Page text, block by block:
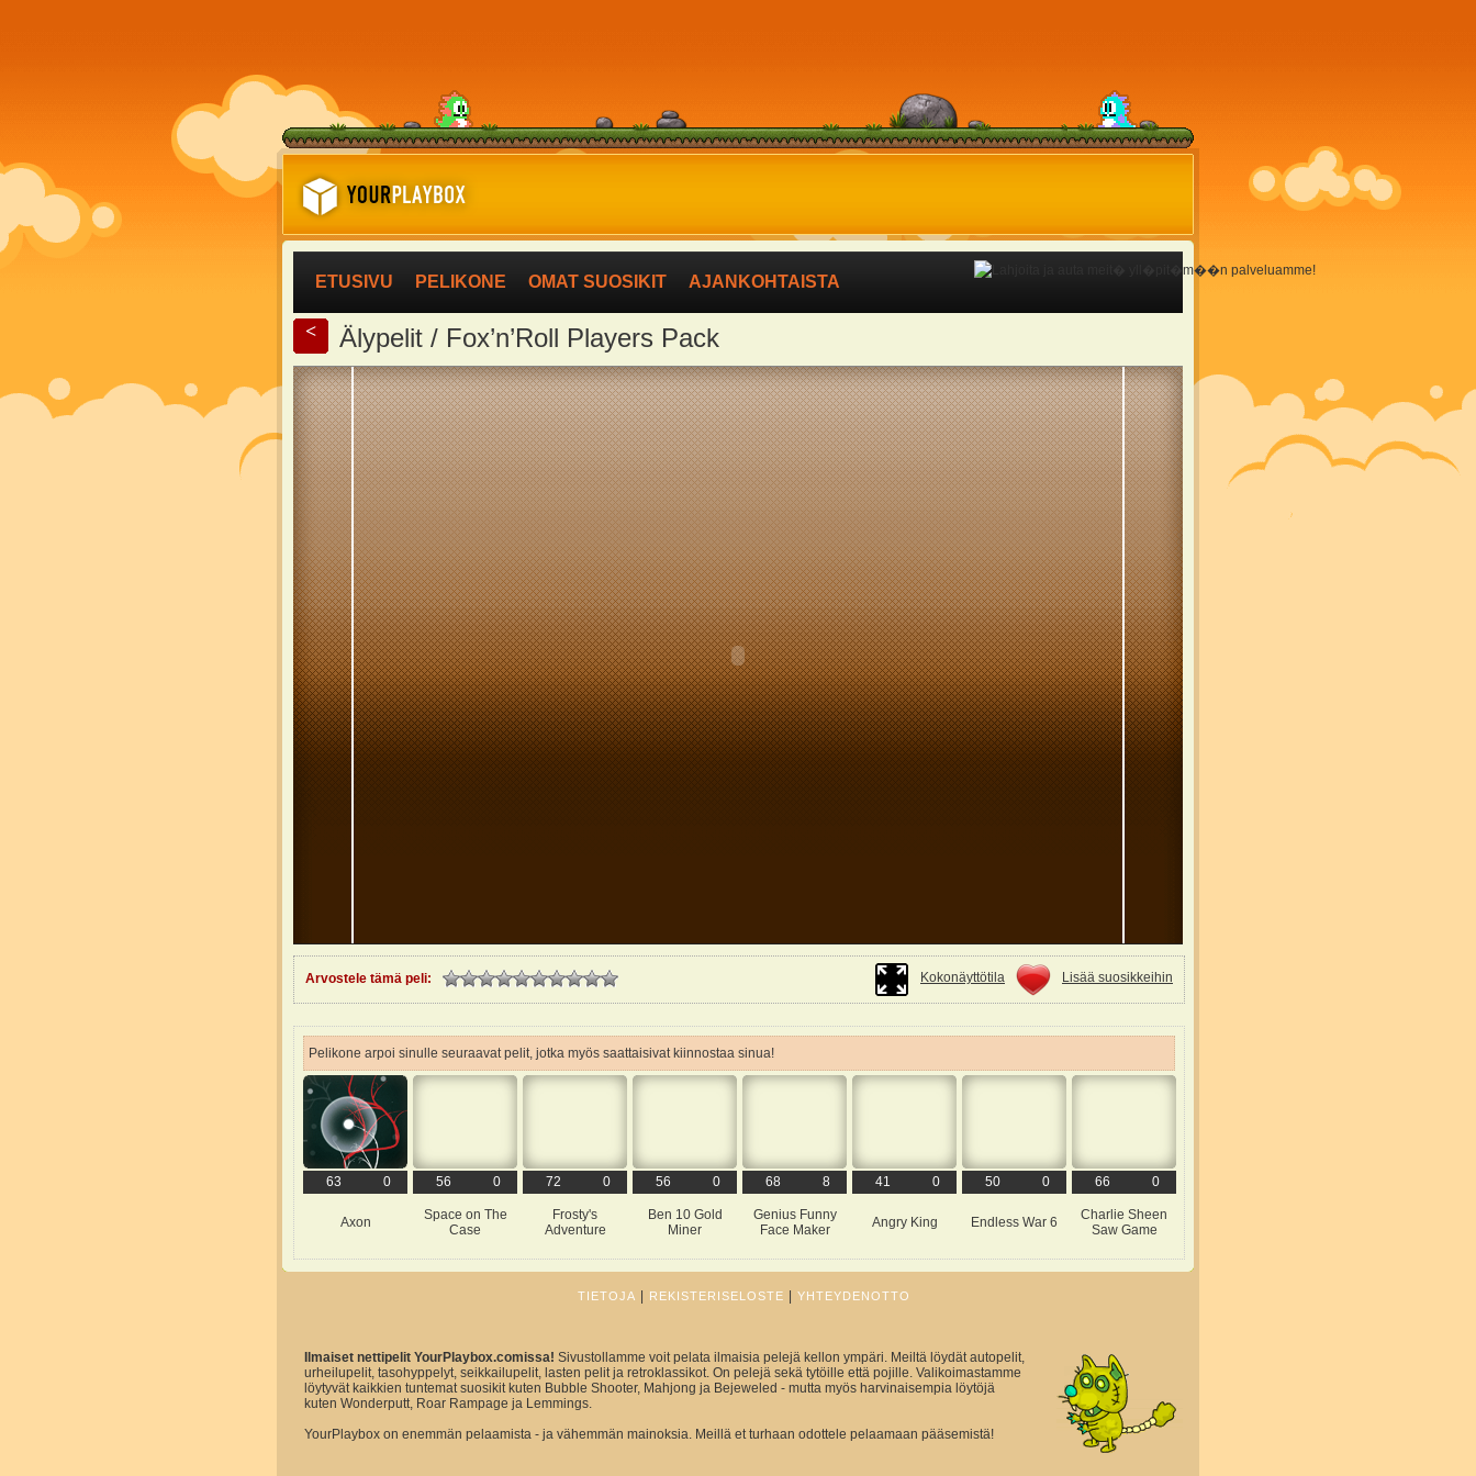
ETUSIVU PELIKONE OMAT SUOSIKIT AJANKOHTAISTA
< Älypelit / Fox’n’Roll Players Pack
Arvostele tämä peli: Kokonäyttötila Lisää suosikkeihin
Pelikone arpoi sinulle seuraavat pelit, jotka myös saattaisivat kiinnostaa sinua!
63 0
Axon
56 0
Space on The
Case
72 0
Frosty's
Adventure
56 0
Ben 10 Gold
Miner
68 8
Genius Funny
Face Maker
41 0
Angry King
50 0
Endless War 6
66 0
Charlie Sheen
Saw Game
TIETOJA REKISTERISELOSTE YHTEYDENOTTO
Ilmaiset nettipelit YourPlaybox.comissa! Sivustollamme voit pelata ilmaisia pelejä kellon ympäri. Meiltä löydät autopelit,
urheilupelit, tasohyppelyt, seikkailupelit, lasten pelit ja retroklassikot. On pelejä sekä tytöille että pojille. Valikoimastamme
löytyvät kaikkien tuntemat suosikit kuten Bubble Shooter, Mahjong ja Bejeweled - mutta myös harvinaisempia löytöjä
kuten Wonderputt, Roar Rampage ja Lemmings.
YourPlaybox on enemmän pelaamista - ja vähemmän mainoksia. Meillä et turhaan odottele pelaamaan pääsemistä!